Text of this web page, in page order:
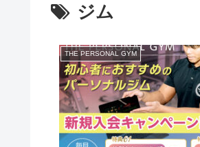
ジム
THE PERSONAL GYM